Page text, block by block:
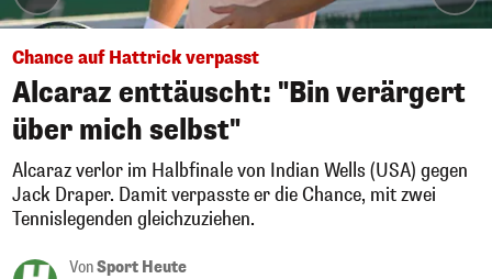
Chance auf Hattrick verpasst
Alcaraz enttäuscht: "Bin verärgert
über mich selbst"
Alcaraz verlor im Halbfinale von Indian Wells (USA) gegen
Jack Draper. Damit verpasste er die Chance, mit zwei
Tennislegenden gleichzuziehen.
VonSport Heute